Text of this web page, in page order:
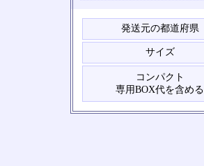
発送元の都道府県
サイズ
コンパクト
専用BOX代を含める